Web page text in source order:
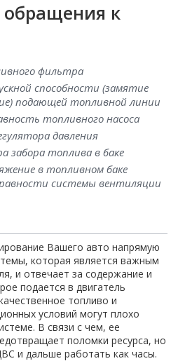
к
фильтра
способности (замятие
подающей топливной линии
топливного насоса
давления
забора топлива в баке
в топливном баке
системы вентиляции
Вашего авто напрямую
которая является важным
и отвечает за содержание и
подается в двигатель
топливо и
условий могут плохо
В связи с чем, ее
поломки ресурса, но
и дальше работать как часы.